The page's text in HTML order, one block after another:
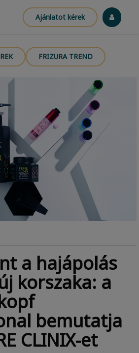
Ajánlatot kérek
FRIZURA TREND
a hajápolás
korszaka: a
bemutatja
CLINIX-et